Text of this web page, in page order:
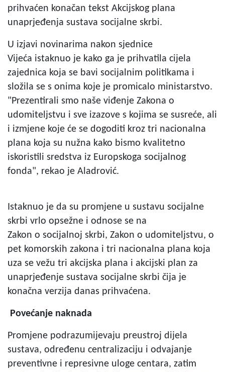
prihvaćen konačan tekst Akcijskog plana
unaprjeđenja sustava socijalne skrbi.
U izjavi novinarima nakon sjednice
Vijeća istaknuo je kako ga je prihvatila cijela
zajednica koja se bavi socijalnim politikama i
složila se s onima koje je promicalo ministarstvo.
"Prezentirali smo naše viđenje Zakona o
udomiteljstvu i sve izazove s kojima se susreće, ali
i izmjene koje će se dogoditi kroz tri nacionalna
plana koja su nužna kako bismo kvalitetno
iskoristili sredstva iz Europskoga socijalnog
fonda", rekao je Aladrović.
Istaknuo je da su promjene u sustavu socijalne
skrbi vrlo opsežne i odnose se na
Zakon o socijalnoj skrbi, Zakon o udomiteljstvu, o
pet komorskih zakona i tri nacionalna plana koja
uza se vežu tri akcijska plana i akcijski plan za
unaprjeđenje sustava socijalne skrbi čija je
konačna verzija danas prihvaćena.
Povećanje naknada
Promjene podrazumijevaju preustroj dijela
sustava, određenu centralizaciju i odvajanje
preventivne i represivne uloge centara, zatim